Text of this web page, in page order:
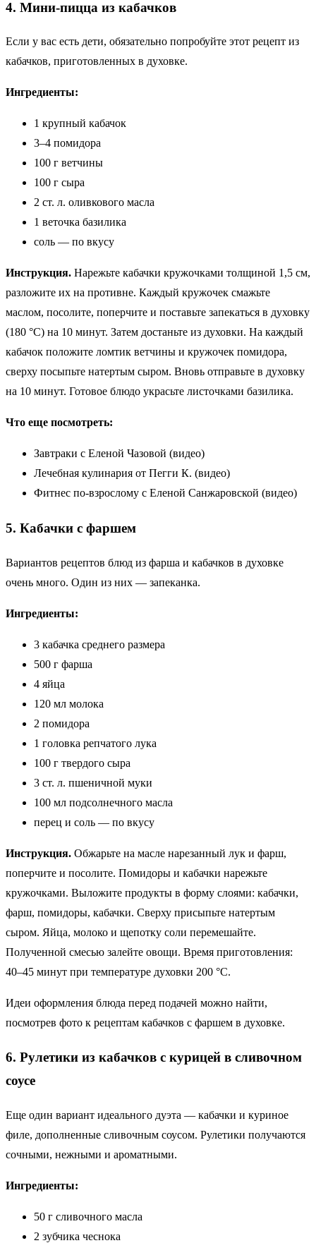
4. Мини-пицца из кабачков
Если у вас есть дети, обязательно попробуйте этот рецепт из
кабачков, приготовленных в духовке.
Ингредиенты:
1 крупный кабачок
3–4 помидора
100 г ветчины
100 г сыра
2 ст. л. оливкового масла
1 веточка базилика
соль — по вкусу
Инструкция. Нарежьте кабачки кружочками толщиной 1,5 см,
разложите их на противне. Каждый кружочек смажьте
маслом, посолите, поперчите и поставьте запекаться в духовку
(180 °C) на 10 минут. Затем достаньте из духовки. На каждый
кабачок положите ломтик ветчины и кружочек помидора,
сверху посыпьте натертым сыром. Вновь отправьте в духовку
на 10 минут. Готовое блюдо украсьте листочками базилика.
Что еще посмотреть:
Завтраки с Еленой Чазовой (видео)
Лечебная кулинария от Пегги К. (видео)
Фитнес по-взрослому с Еленой Санжаровской (видео)
5. Кабачки с фаршем
Вариантов рецептов блюд из фарша и кабачков в духовке
очень много. Один из них — запеканка.
Ингредиенты:
3 кабачка среднего размера
500 г фарша
4 яйца
120 мл молока
2 помидора
1 головка репчатого лука
100 г твердого сыра
3 ст. л. пшеничной муки
100 мл подсолнечного масла
перец и соль — по вкусу
Инструкция. Обжарьте на масле нарезанный лук и фарш,
поперчите и посолите. Помидоры и кабачки нарежьте
кружочками. Выложите продукты в форму слоями: кабачки,
фарш, помидоры, кабачки. Сверху присыпьте натертым
сыром. Яйца, молоко и щепотку соли перемешайте.
Полученной смесью залейте овощи. Время приготовления:
40–45 минут при температуре духовки 200 °C.
Идеи оформления блюда перед подачей можно найти,
посмотрев фото к рецептам кабачков с фаршем в духовке.
6. Рулетики из кабачков с курицей в сливочном
соусе
Еще один вариант идеального дуэта — кабачки и куриное
филе, дополненные сливочным соусом. Рулетики получаются
сочными, нежными и ароматными.
Ингредиенты:
50 г сливочного масла
2 зубчика чеснока